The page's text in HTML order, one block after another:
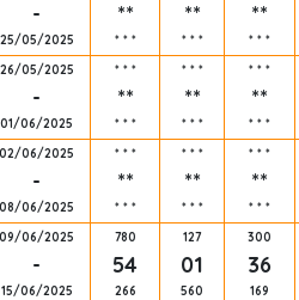
-
25/05/2025
**
* * *
**
* * *
**
* * *
26/05/2025
-
01/06/2025
* * *
**
* * *
* * *
**
* * *
* * *
**
* * *
02/06/2025
-
08/06/2025
* * *
**
* * *
* * *
**
* * *
* * *
**
* * *
09/06/2025
-
15/06/2025
780
54
266
127
01
560
300
36
169